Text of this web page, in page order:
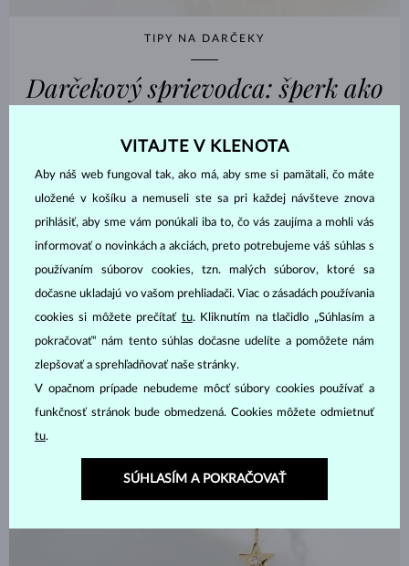
TIPY NA DARČEKY
Darčekový sprievodca: šperk ako
ten najlepší vianočný darček
PREČÍTAŤ
VITAJTE V KLENOTA
Aby náš web fungoval tak, ako má, aby sme si pamätali, čo máte
uložené v košíku a nemuseli ste sa pri každej návšteve znova
prihlásiť, aby sme vám ponúkali iba to, čo vás zaujíma a mohli vás
informovať o novinkách a akciách, preto potrebujeme váš súhlas s
používaním súborov cookies, tzn. malých súborov, ktoré sa
dočasne ukladajú vo vašom prehliadači. Viac o zásadách používania
cookies si môžete prečítať tu. Kliknutím na tlačidlo „Súhlasím a
pokračovať“ nám tento súhlas dočasne udelíte a pomôžete nám
zlepšovať a sprehľadňovať naše stránky.
V opačnom prípade nebudeme môcť súbory cookies používať a
funkčnosť stránok bude obmedzená. Cookies môžete odmietnuť
tu.
SÚHLASÍM A POKRAČOVAŤ